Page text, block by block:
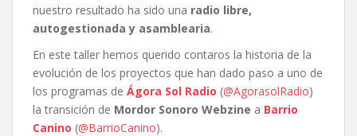
nuestro resultado ha sido una radio libre,
autogestionada y asamblearia.
En este taller hemos querido contaros la historia de la
evolución de los proyectos que han dado paso a uno de
los programas de Ágora Sol Radio (@AgorasolRadio)
la transición de Mordor Sonoro Webzine a Barrio
Canino (@BarrioCanino).